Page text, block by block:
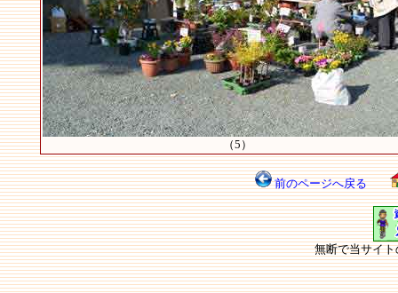
（5）
前のページへ戻る
無断で当サイ